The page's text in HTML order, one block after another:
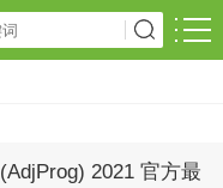
2021 官方最